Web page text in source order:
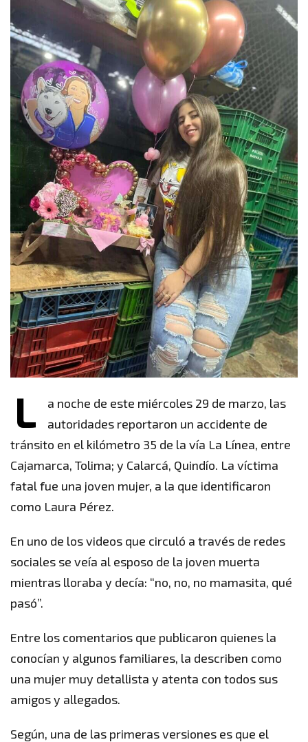
L
a noche de este miércoles 29 de marzo, las
autoridades reportaron un accidente de
tránsito en el kilómetro 35 de la vía La Línea, entre
Cajamarca, Tolima; y Calarcá, Quindío. La víctima
fatal fue una joven mujer, a la que identificaron
como Laura Pérez.
En uno de los videos que circuló a través de redes
sociales se veía al esposo de la joven muerta
mientras lloraba y decía: “no, no, no mamasita, qué
pasó”.
Entre los comentarios que publicaron quienes la
conocían y algunos familiares, la describen como
una mujer muy detallista y atenta con todos sus
amigos y allegados.
Según, una de las primeras versiones es que el